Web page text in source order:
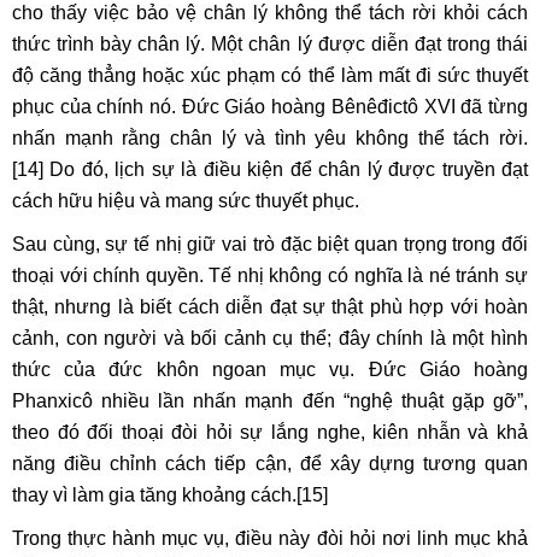
cho thấy việc bảo vệ chân lý không thể tách rời khỏi cách
thức trình bày chân lý. Một chân lý được diễn đạt trong thái
độ căng thẳng hoặc xúc phạm có thể làm mất đi sức thuyết
phục của chính nó. Đức Giáo hoàng Bênêđictô XVI đã từng
nhấn mạnh rằng chân lý và tình yêu không thể tách rời.
[14] Do đó, lịch sự là điều kiện để chân lý được truyền đạt
cách hữu hiệu và mang sức thuyết phục.
Sau cùng, sự tế nhị giữ vai trò đặc biệt quan trọng trong đối
thoại với chính quyền. Tế nhị không có nghĩa là né tránh sự
thật, nhưng là biết cách diễn đạt sự thật phù hợp với hoàn
cảnh, con người và bối cảnh cụ thể; đây chính là một hình
thức của đức khôn ngoan mục vụ. Đức Giáo hoàng
Phanxicô nhiều lần nhấn mạnh đến “nghệ thuật gặp gỡ”,
theo đó đối thoại đòi hỏi sự lắng nghe, kiên nhẫn và khả
năng điều chỉnh cách tiếp cận, để xây dựng tương quan
thay vì làm gia tăng khoảng cách.[15]
Trong thực hành mục vụ, điều này đòi hỏi nơi linh mục khả